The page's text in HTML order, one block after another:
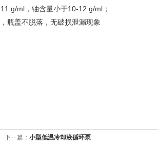
g/ml，铀含量小于10-12 g/ml；
盖不脱落，无破损泄漏现象
下一篇： 小型低温冷却液循环泵